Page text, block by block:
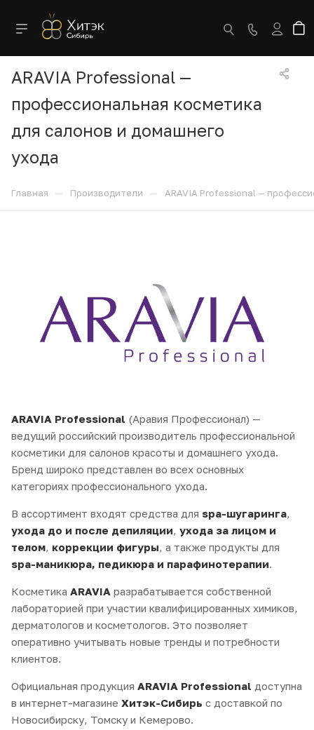
ARAVIA Professional —
профессиональная косметика
для салонов и домашнего
ухода
Главная — Производители — ARAVIA Professional —
ARAVIA Professional (Аравия Профессионал) —
ведущий российский производитель профессиональной
косметики для салонов красоты и домашнего ухода.
Бренд широко представлен во всех основных
категориях профессионального ухода.
В ассортимент входят средства для spa-шугаринга,
ухода до и после депиляции, ухода за лицом и
телом, коррекции фигуры, а также продукты для
spa-маникюра, педикюра и парафинотерапии.
Косметика ARAVIA разрабатывается собственной
лабораторией при участии квалифицированных химиков,
дерматологов и косметологов. Это позволяет
оперативно учитывать новые тренды и потребности
клиентов.
Официальная продукция ARAVIA Professional доступна
в интернет-магазине Хитэк-Сибирь с доставкой по
Новосибирску, Томску и Кемерово.